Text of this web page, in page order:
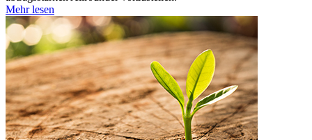
Mehr lesen